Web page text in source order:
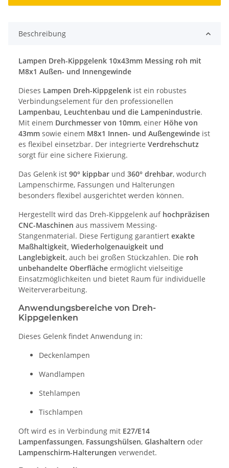
Beschreibung
Lampen Dreh-Kippgelenk 10x43mm Messing roh mit
M8x1 Außen- und Innengewinde
Dieses Lampen Dreh-Kippgelenk ist ein robustes
Verbindungselement für den professionellen
Lampenbau, Leuchtenbau und die Lampenindustrie.
Mit einem Durchmesser von 10mm, einer Höhe von
43mm sowie einem M8x1 Innen- und Außengewinde ist
es flexibel einsetzbar. Der integrierte Verdrehschutz
sorgt für eine sichere Fixierung.
Das Gelenk ist 90° kippbar und 360° drehbar, wodurch
Lampenschirme, Fassungen und Halterungen
besonders flexibel ausgerichtet werden können.
Hergestellt wird das Dreh-Kippgelenk auf hochpräzisen
CNC-Maschinen aus massivem Messing-
Stangenmaterial. Diese Fertigung garantiert exakte
Maßhaltigkeit, Wiederholgenauigkeit und
Langlebigkeit, auch bei großen Stückzahlen. Die roh
unbehandelte Oberfläche ermöglicht vielseitige
Einsatzmöglichkeiten und bietet Raum für individuelle
Weiterverarbeitung.
Anwendungsbereiche von Dreh-
Kippgelenken
Dieses Gelenk findet Anwendung in:
Deckenlampen
Wandlampen
Stehlampen
Tischlampen
Oft wird es in Verbindung mit E27/E14
Lampenfassungen, Fassungshülsen, Glashaltern oder
Lampenschirm-Halterungen verwendet.